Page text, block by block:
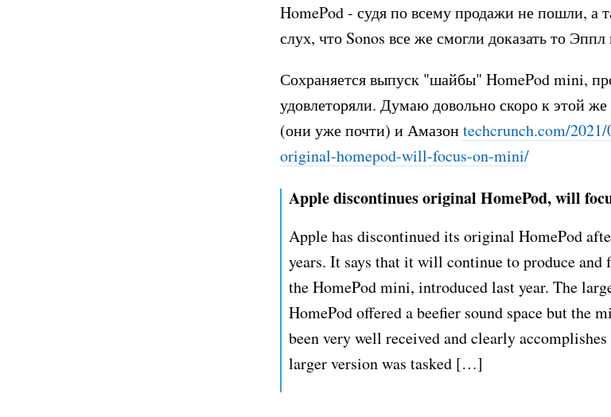
HomePod - судя по всему продажи не пошли, а
слух, что Sonos все же смогли доказать то
Сохраняется выпуск "шайбы" HomePod mini,
удовлеторяли. Думаю довольно скоро к этой же
(они уже почти) и Амазонtechcrunch.com/
original-homepod-will-focus-on-mini/
Apple discontinues original HomePod, will
Apple has discontinued its original HomePod
years. It says that it will continue to produce and
the HomePod mini, introduced last year. The
HomePod offered a beefier sound space but the
been very well received and clearly
larger version was tasked […]